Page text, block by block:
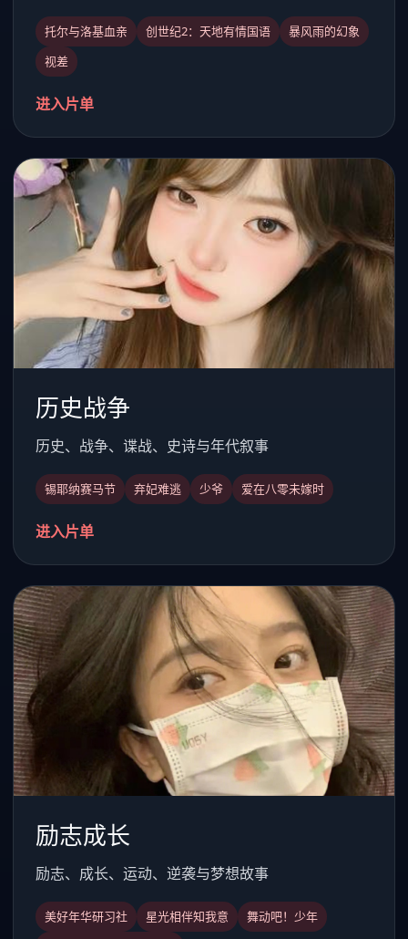
托尔与洛基血亲 创世纪2：天地有情国语
暴风雨的幻象
视差
进入片单
历史战争
历史、战争、谍战、史诗与年代叙事
锡耶纳赛马节 弃妃难逃 少爷 爱在八零未嫁时
进入片单
励志成长
励志、成长、运动、逆袭与梦想故事
美好年华研习社 星光相伴知我意
舞动吧！少年